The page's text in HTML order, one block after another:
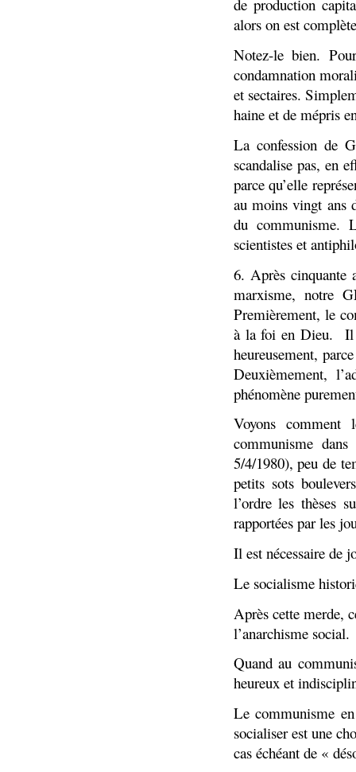
de production
alors on est
Notez-le bien.
condamnation
et sectaires.
haine et de mépris
La confession de
scandalise pas, en
parce qu’elle
au moins vingt ans
du communisme.
scientistes et
6. Après cinquante
marxisme, notre
Premièrement, le
à la foi en Dieu.
Il
heureusement,
Deuxièmement,
phénomène
Voyons
communisme
5/4/1980), peu de
petits sots
l’ordre les thèses
rapportées par les
Il est nécessaire de
Le socialisme
Après cette merde,
l’anarchisme social.
Quand au
heureux et
Le communisme
socialiser est une
cas échéant de «